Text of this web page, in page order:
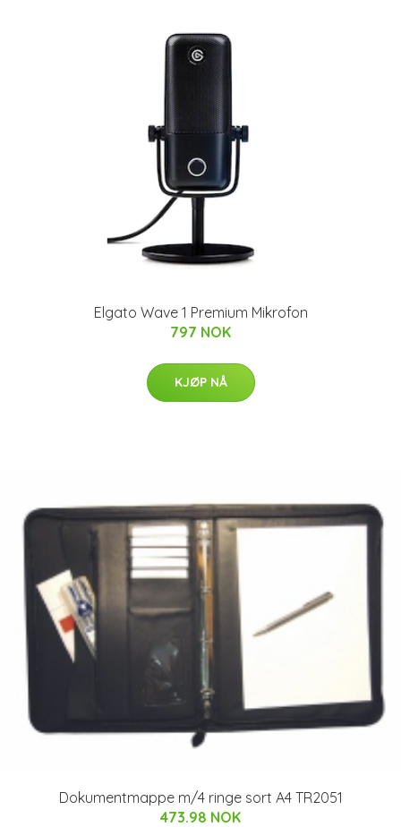
Elgato Wave 1 Premium Mikrofon
797 NOK
KJØP NÅ
Dokumentmappe m/4 ringe sort A4 TR2051
473.98 NOK